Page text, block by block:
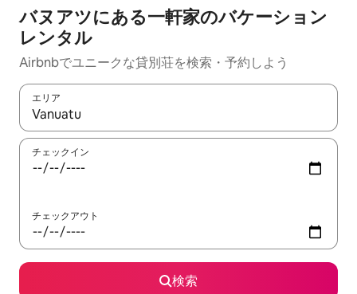
バヌアツにある一軒家のバケーション
レンタル
Airbnbでユニークな貸別荘を検索・予約しよう
エリア
検索結果が表示されたら、上下の矢印キーを使って移動するか
チェックイン
チェックアウト
検索